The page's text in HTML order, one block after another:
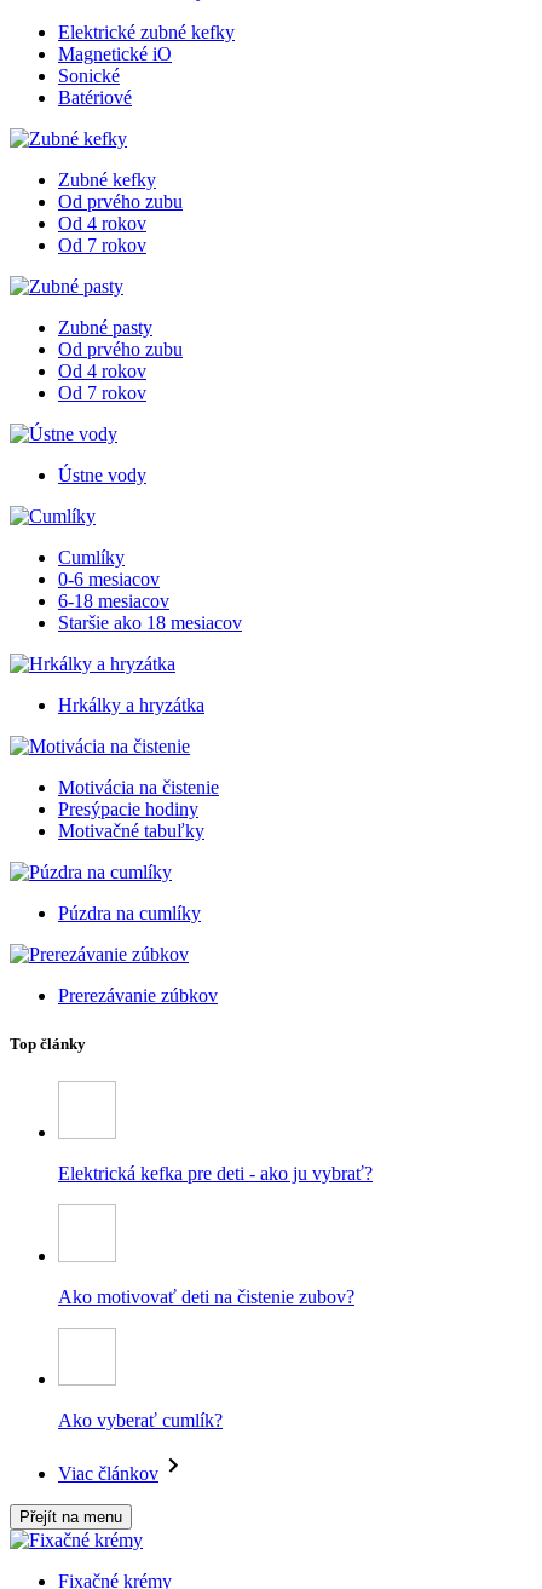
Elektrické zubné kefky
Magnetické iO
Sonické
Batériové
Zubné kefky
Od prvého zubu
Od 4 rokov
Od 7 rokov
Zubné pasty
Od prvého zubu
Od 4 rokov
Od 7 rokov
Ústne vody
Cumlíky
0-6 mesiacov
6-18 mesiacov
Staršie ako 18 mesiacov
Hrkálky a hryzátka
Motivácia na čistenie
Presýpacie hodiny
Motivačné tabuľky
Púzdra na cumlíky
Prerezávanie zúbkov
Top články
Elektrická kefka pre deti - ako ju vybrať?
Ako motivovať deti na čistenie zubov?
Ako vyberať cumlík?
Viac článkov
Přejít na menu
Fixačné krémy